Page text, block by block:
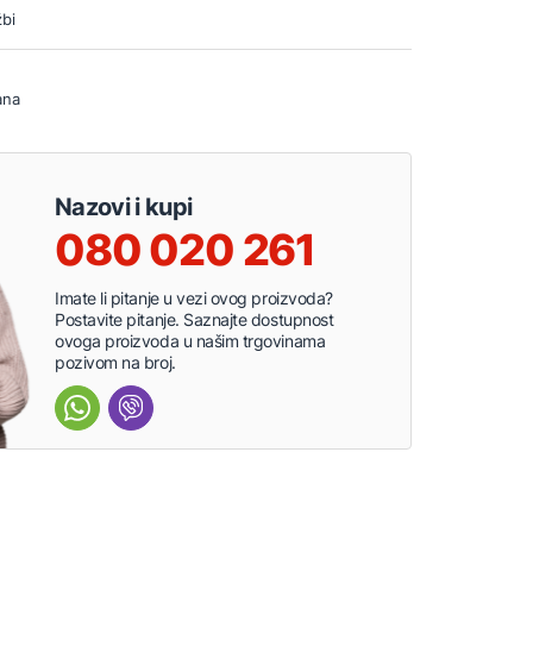
Nazovi i kupi
080 020 261
Imate li pitanje u vezi ovog proizvoda?
Postavite pitanje. Saznajte dostupnost
ovoga proizvoda u našim trgovinama
pozivom na broj.